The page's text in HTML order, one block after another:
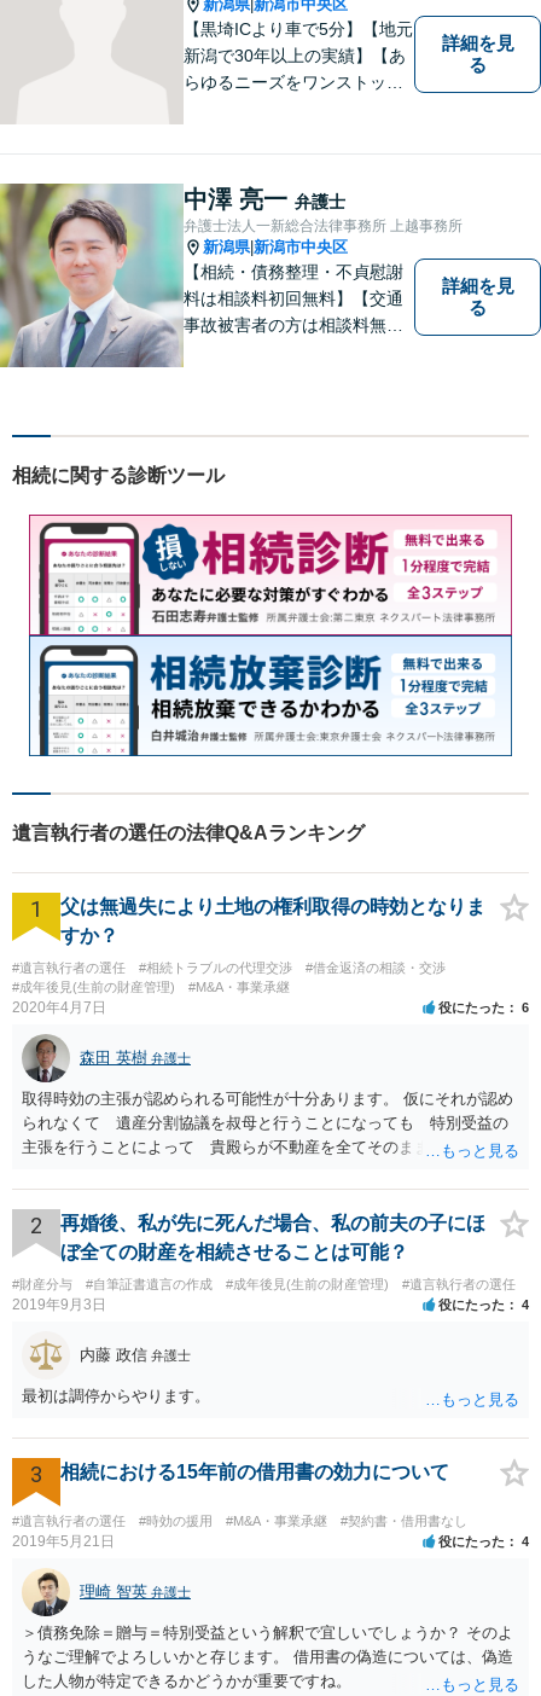
新潟県|新潟市中央区
【黒埼ICより車で5分】【地元
新潟で30年以上の実績】【あ
らゆるニーズをワンストップ
れを実現できるよう、最大限
の努力をいたします。
詳細を見
る
中澤 亮一 弁護士
弁護士法人一新総合法律事務所 上越事務所
新潟県|新潟市中央区
【相続・債務整理・不貞慰謝
料は相談料初回無料】【交通
事故被害者の方は相談料無料
思っています。
詳細を見
る
相続に関する診断ツール
遺言執行者の選任の法律Q&Aランキング
1
父は無過失により土地の権利取得の時効となりま
すか？
#遺言執行者の選任 #相続トラブルの代理交渉
#借金返済の相談・交渉
#成年後見(生前の財産管理)
#M&A・事業承継
2020年4月7日 役にたった 6
森田 英樹 弁護士
取得時効の主張が認められる可能性が十分あります。 仮にそれが認め
られなくて 遺産分割協議を叔母と行うことになっても 特別受益の
主張を行うことによって 貴殿らが不動産を全てそのまま取得できる
2
再婚後、私が先に死んだ場合、私の前夫の子にほ
ぼ全ての財産を相続させることは可能？
#財産分与 #自筆証書遺言の作成 #成年後見(生前の財産管理) #遺言執行者の選任
2019年9月3日 役にたった 4
内藤 政信 弁護士
最初は調停からやります。
3 相続における15年前の借用書の効力について
#遺言執行者の選任 #時効の援用 #M&A・事業承継 #契約書・借用書なし
2019年5月21日 役にたった 4
理崎 智英 弁護士
＞債務免除＝贈与＝特別受益という解釈で宜しいでしょうか？ そのよ
うなご理解でよろしいかと存じます。 借用書の偽造については、偽造
した人物が特定できるかどうかが重要ですね。